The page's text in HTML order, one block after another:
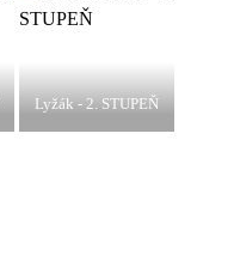
Lyžák - 2. STUPEŇ